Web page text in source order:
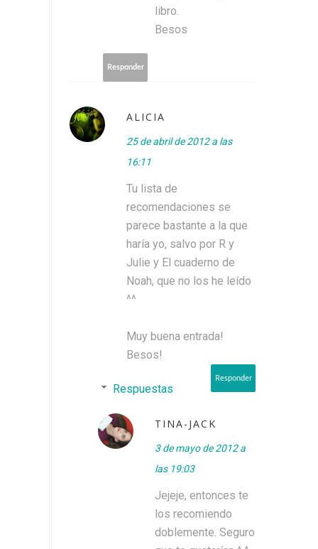
libro.
Besos
Responder
ALICIA
25 de abril de 2012 a las
16:11
Tu lista de
recomendaciones se
parece bastante a la que
haría yo, salvo por R y
Julie y El cuaderno de
Noah, que no los he leído
^^
Muy buena entrada!
Besos!
Responder
Respuestas
TINA-JACK
3 de mayo de 2012 a
las 19:03
Jejeje, entonces te
los recomiendo
doblemente. Seguro